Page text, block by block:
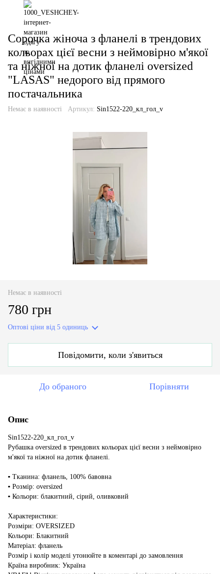
Сорочка жіноча з фланелі в трендових
кольорах цієї весни з неймовірно м'якої
та ніжної на дотик фланелі oversized
"LASAS" недорого від прямого
постачальника
Немає в наявності Артикул: Sin1522-220_кл_гол_v
Немає в наявності
780 грн
Оптові ціни від 5 одиниць
Повідомити, коли з'явиться
До обраного Порівняти
Опис
Sin1522-220_кл_гол_v
Рубашка oversized в трендових кольорах цієї весни з неймовірно
м'якої та ніжної на дотик фланелі.
▪️ Тканина: фланель, 100% бавовна
▪️ Розмір: oversized
▪️ Кольори: блакитний, сірий, оливковий
Характеристики:
Розміри: OVERSIZED
Кольори: Блакитний
Матеріал: фланель
Розмір і колір моделі утонюйте в коментарі до замовлення
Країна виробник: Україна